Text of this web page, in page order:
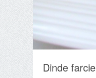
Dinde farcie